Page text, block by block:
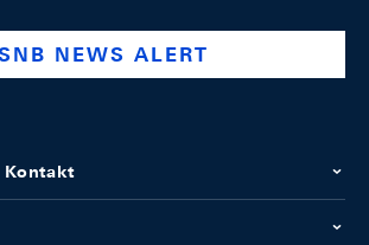
company/swiss-national-
www.youtube.com/@swissnationalbank
NEWS ALERT
Kontakt